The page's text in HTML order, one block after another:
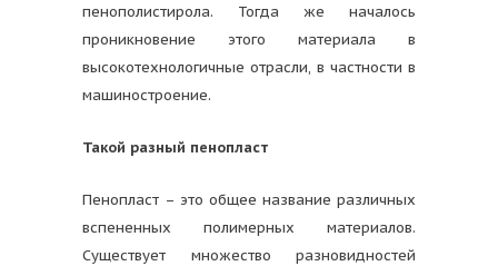
пенополистирола. Тогда же началось
проникновение этого материала в
высокотехнологичные отрасли, в частности в
машиностроение.
Такой разный пенопласт
Пенопласт – это общее название различных
вспененных полимерных материалов.
Существует множество разновидностей